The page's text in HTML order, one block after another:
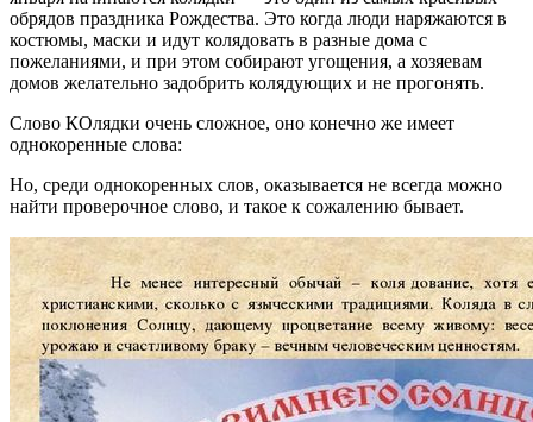
обрядов праздника Рождества. Это когда люди наряжаются в
костюмы, маски и идут колядовать в разные дома с
пожеланиями, и при этом собирают угощения, а хозяевам
домов желательно задобрить колядующих и не прогонять.
Слово КОлядки очень сложное, оно конечно же имеет
однокоренные слова:
Но, среди однокоренных слов, оказывается не всегда можно
найти проверочное слово, и такое к сожалению бывает.